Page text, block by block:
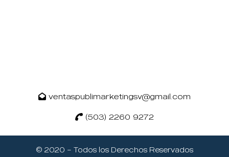
ventaspublimarketingsv@gmail.com
(503) 2260 9272
© 2020 – Todos los Derechos Reservados
Estamos listos para ayudarte.